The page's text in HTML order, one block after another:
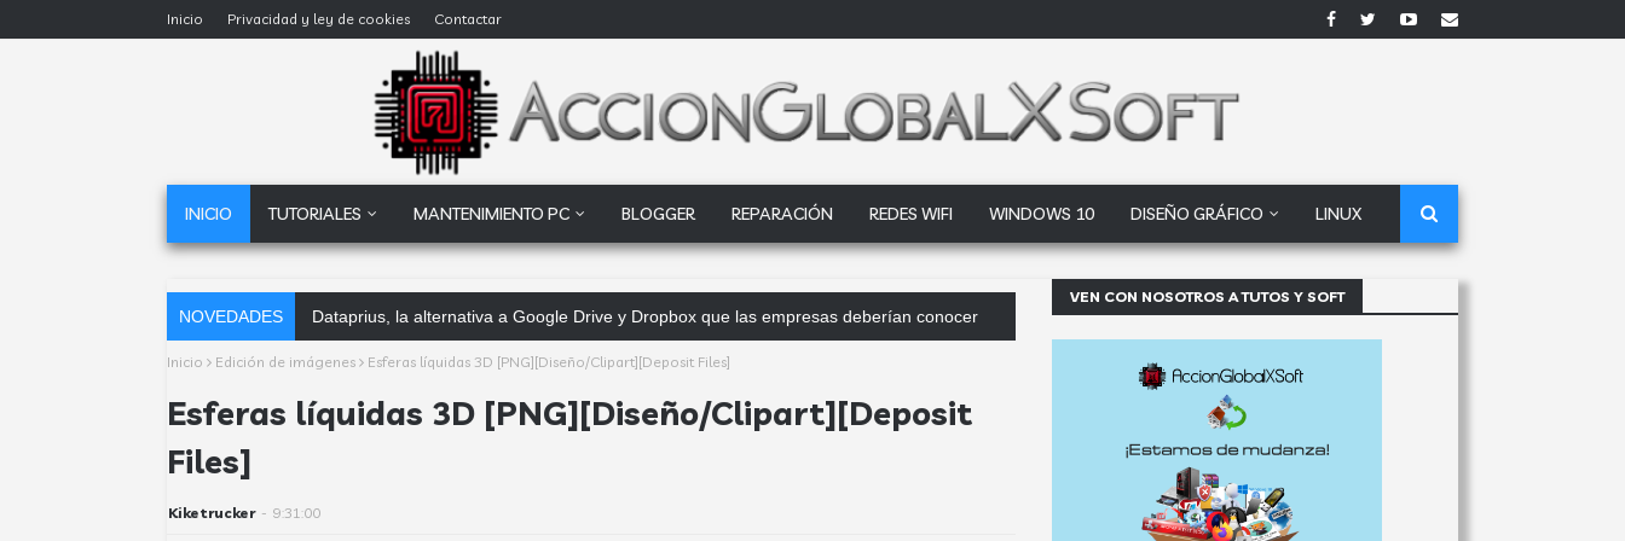
Inicio Privacidad y ley de cookies Contactar
INICIO TUTORIALES MANTENIMIENTO PC BLOGGER REPARACIÓN REDES WIFI WINDOWS 10 DISEÑO GRÁFICO LINUX
NOVEDADES Dataprius, la alternativa a Google Drive y Dropbox que las empresas deberían conocer
Inicio Edición de imágenes Esferas líquidas 3D [PNG][Diseño/Clipart][Deposit Files]
Esferas líquidas 3D [PNG][Diseño/Clipart][Deposit
Files]
Kiketrucker - 9:31:00
VEN CON NOSOTROS A TUTOS Y SOFT